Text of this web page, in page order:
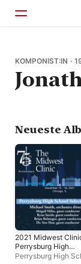
KOMPONIST:IN ·
Neueste
2021 Midwest
Perrysburg High
School Select
Perrysburg High